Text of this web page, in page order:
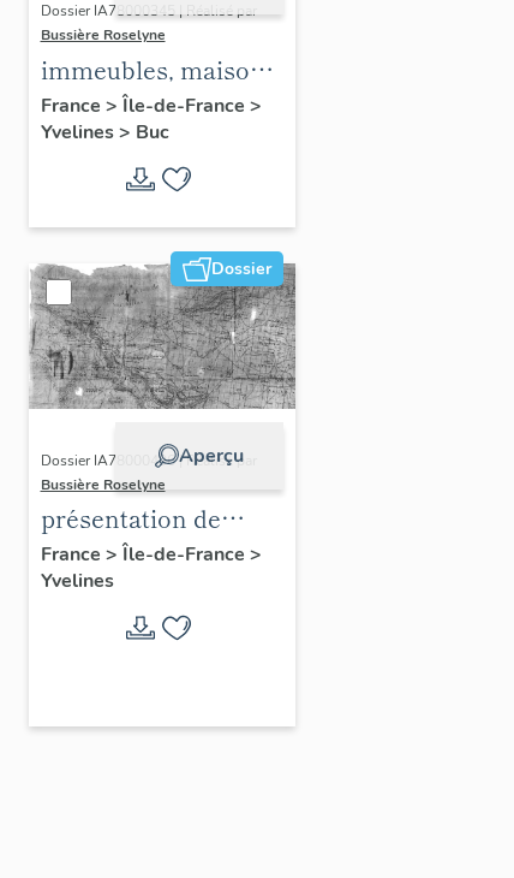
Dossier IA78000345 | Réalisé par
Bussière Roselyne
immeubles, maisons,
fermes
France > Île-de-France >
Yvelines> Buc
Dossier
Aperçu
Dossier IA78000496 | Réalisé par
Bussière Roselyne
présentation de
l'étude du
patrimoine de l'aire
d'étude Versailles
périphérie sud
France > Île-de-France >
Yvelines